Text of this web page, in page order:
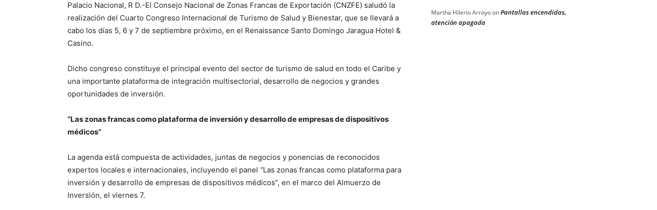
Palacio Nacional, R D.-El Consejo Nacional de Zonas Francas de Exportación (CNZFE) saludó la
realización del Cuarto Congreso Internacional de Turismo de Salud y Bienestar, que se llevará a
cabo los días 5, 6 y 7 de septiembre próximo, en el Renaissance Santo Domingo Jaragua Hotel &
Casino.
Dicho congreso constituye el principal evento del sector de turismo de salud en todo el Caribe y
una importante plataforma de integración multisectorial, desarrollo de negocios y grandes
oportunidades de inversión.
“Las zonas francas como plataforma de inversión y desarrollo de empresas de dispositivos
médicos”
La agenda está compuesta de actividades, juntas de negocios y ponencias de reconocidos
expertos locales e internacionales, incluyendo el panel “Las zonas francas como plataforma para
inversión y desarrollo de empresas de dispositivos médicos”, en el marco del Almuerzo de
Inversión, el viernes 7.
Martha Hilerio ArroyoonPantallas encendidas,
atención apagada